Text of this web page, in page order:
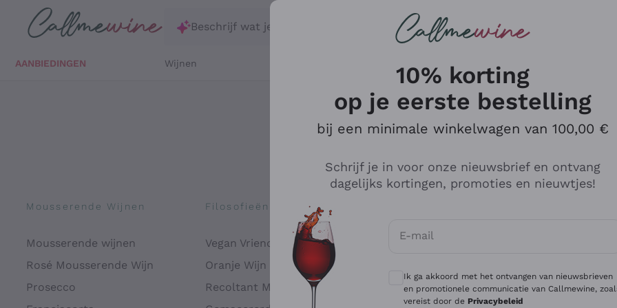
Ga direct naar de hoofdinhoud
Beschrijf wat je zoekt
AANBIEDINGEN Wijnen
Mousserende Wijnen
Mousserende wijnen
Rosé Mousserende Wijn
Prosecco
Filosofieën
Vegan Vriendelijk
Oranje Wijn
Recoltant Manipulant
Antinori
Ca' del Bosco
Gavi
10% korting
op je eerste bestelling
bij een minimale winkelwagen van 100,00 €
Schrijf je in voor onze nieuwsbrief en ontvang
dagelijks kortingen, promoties en nieuwtjes!
E-mail
Optionele toestemmingen om
Ik ga akkoord met het ontvangen van nieuwsbrieven
en promotionele communicatie van Callmewine,
vereist door de Privacybeleid